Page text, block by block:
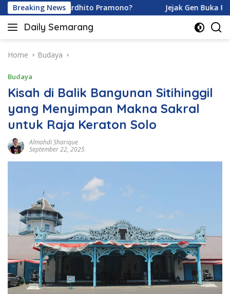
Skip
to
content
Breaking News
dan Ardhito Pramono? Jejak Gen Buka Rahasia
Daily Semarang
"Semarang
Ini:
Terkini
untuk
Anda"
Home Budaya
Budaya
Kisah di Balik Bangunan Sitihinggil
yang Menyimpan Makna Sakral
untuk Raja Keraton Solo
Almahdi Sharique
September 22, 2025